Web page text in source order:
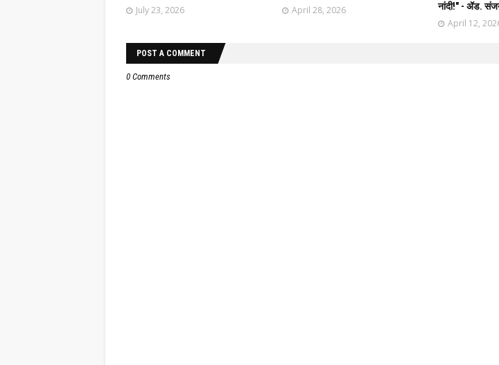
July 23, 2026 April 28, 2026
नांदी!" - ॲड.
April 12,
POST A COMMENT
0 Comments